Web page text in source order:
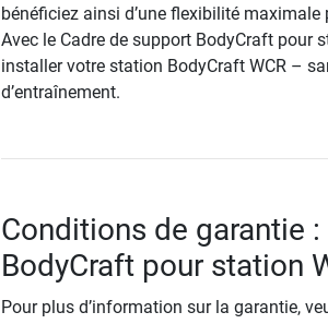
bénéficiez ainsi d’une flexibilité
Avec le Cadre de support BodyCraft pour
installer votre station BodyCraft WCR –
d’entraînement.
Conditions de garantie
BodyCraft pour station
Pour plus d’information sur la garantie,